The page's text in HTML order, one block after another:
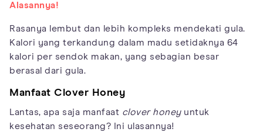
Alasannya!
Rasanya lembut dan lebih kompleks mendekati gula.
Kalori yang terkandung dalam madu setidaknya 64
kalori per sendok makan, yang sebagian besar
berasal dari gula.
Manfaat Clover Honey
Lantas, apa saja manfaat clover honeyuntuk
kesehatan seseorang? Ini ulasannya!